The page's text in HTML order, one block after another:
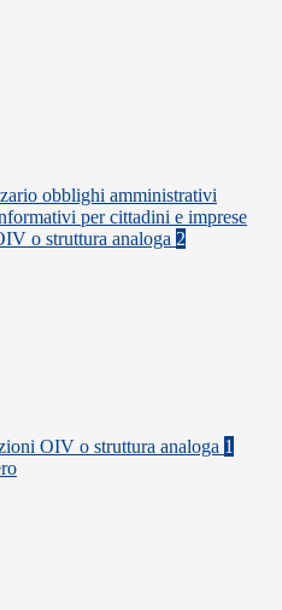
obblighi amministrativi
per cittadini e imprese
o struttura analoga 2
OIV o struttura analoga 1